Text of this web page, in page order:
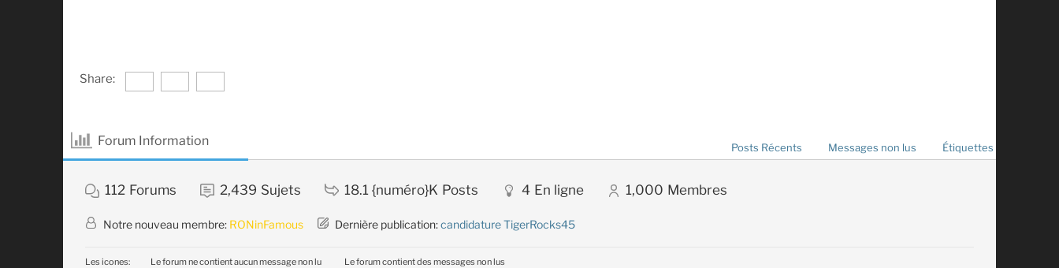
Share:
Forum Information Posts Récents Messages non lus Étiquettes
112 Forums 2,439 Sujets 18.1 {numéro}K Posts 4 En ligne 1,000 Membres
Notre nouveau membre: RONinFamous Dernière publication:candidature TigerRocks45
Les icones: Le forum ne contient aucun message non lu
Le forum contient des messages non lus